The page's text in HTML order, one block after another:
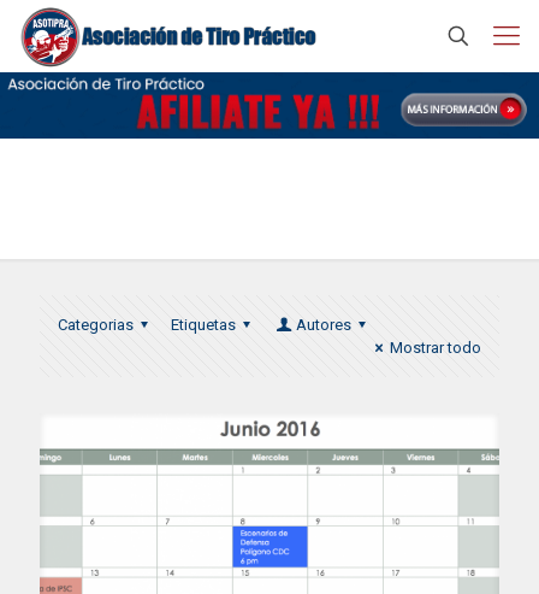
Categorias Etiquetas
Autores
Mostrar todo